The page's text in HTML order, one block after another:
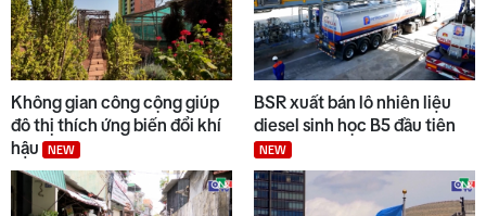
Không gian công cộng giúp
đô thị thích ứng biến đổi khí
hậu
NEW
BSR xuất bán lô nhiên liệu
diesel sinh học B5 đầu tiên
NEW